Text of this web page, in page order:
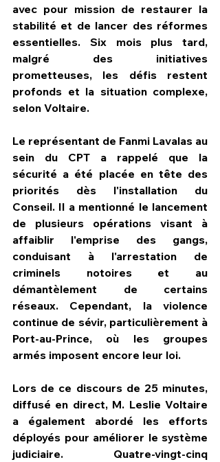
avec pour mission de restaurer la
stabilité et de lancer des réformes
essentielles. Six mois plus tard,
malgré des initiatives
prometteuses, les défis restent
profonds et la situation complexe,
selon Voltaire.
Le représentant de Fanmi Lavalas au
sein du CPT a rappelé que la
sécurité a été placée en tête des
priorités dès l'installation du
Conseil. Il a mentionné le lancement
de plusieurs opérations visant à
affaiblir l'emprise des gangs,
conduisant à l'arrestation de
criminels notoires et au
démantèlement de certains
réseaux. Cependant, la violence
continue de sévir, particulièrement à
Port-au-Prince, où les groupes
armés imposent encore leur loi.
Lors de ce discours de 25 minutes,
diffusé en direct, M. Leslie Voltaire
a également abordé les efforts
déployés pour améliorer le système
judiciaire. Quatre-vingt-cinq